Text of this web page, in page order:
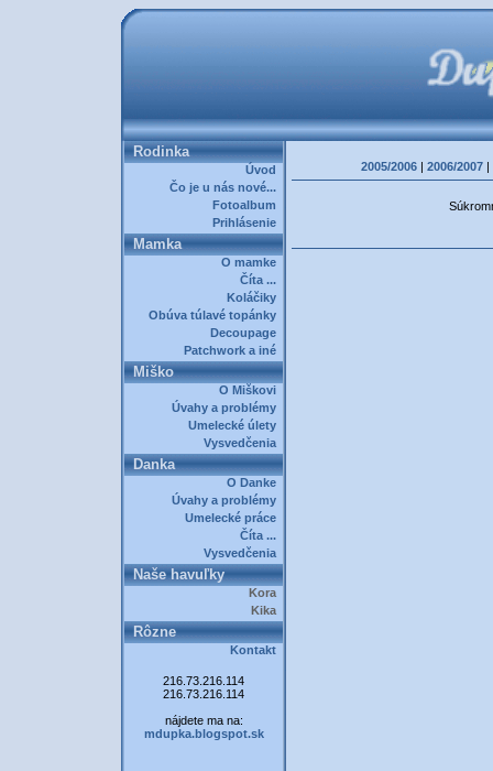
Rodinka
Úvod
Čo je u nás nové...
Fotoalbum
Prihlásenie
Mamka
O mamke
Číta ...
Koláčiky
Obúva túlavé topánky
Decoupage
Patchwork a iné
Miško
O Miškovi
Úvahy a problémy
Umelecké úlety
Vysvedčenia
Danka
O Danke
Úvahy a problémy
Umelecké práce
Číta ...
Vysvedčenia
Naše havuľky
Kora
Kika
Rôzne
Kontakt
216.73.216.114
216.73.216.114
nájdete ma na:
mdupka.blogspot.sk
2005/2006 | 2006/2007 |